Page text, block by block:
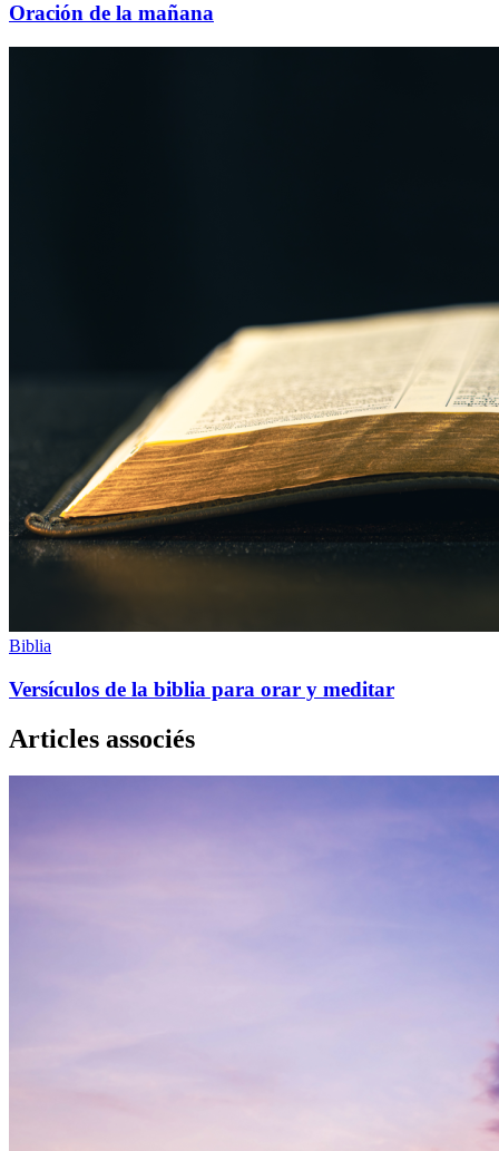
Oración de la mañana
Biblia
Versículos de la biblia para orar y meditar
Articles associés